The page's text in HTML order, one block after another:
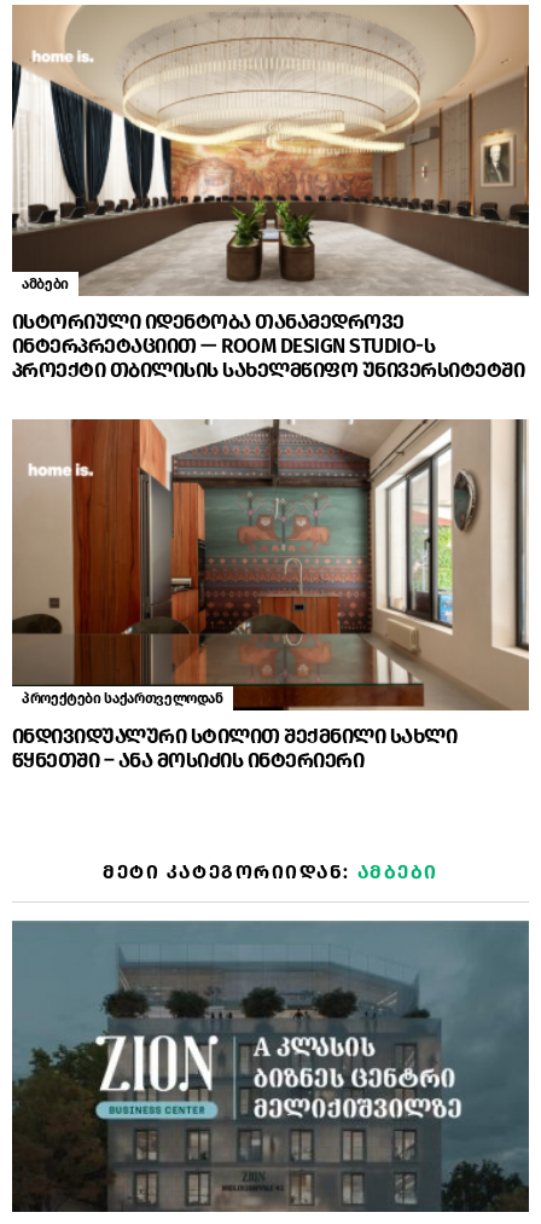
ამბები
ისტორიული იდენტობა თანამედროვე
ინტერპრეტაციით — ROOM DESIGN STUDIO-ს
პროექტი თბილისის სახელმწიფო უნივერსიტეტში
პროექტები საქართველოდან
ინდივიდუალური სტილით შექმნილი სახლი
წყნეთში – ანა მოსიძის ინტერიერი
ᲛᲔᲢᲘ ᲙᲐᲢᲔᲒᲝᲠᲘᲘᲓᲐᲜ: ᲐᲛᲑᲔᲑᲘ